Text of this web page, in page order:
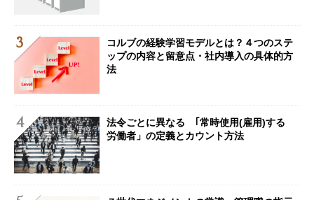
コルブの経験学習モデルとは？４つのステ
ップの内容と留意点・社内導入の具体的方
法
法令ごとに異なる ｢常時使用(雇用)する
労働者」の定義とカウント方法